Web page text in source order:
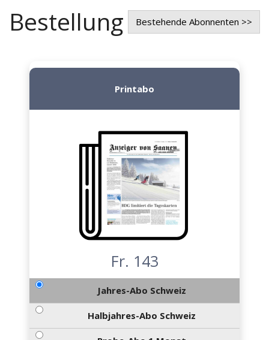
Bestellung Bestehende Abonnenten >>
Printabo
Fr. 143
Jahres-Abo Schweiz
Halbjahres-Abo Schweiz